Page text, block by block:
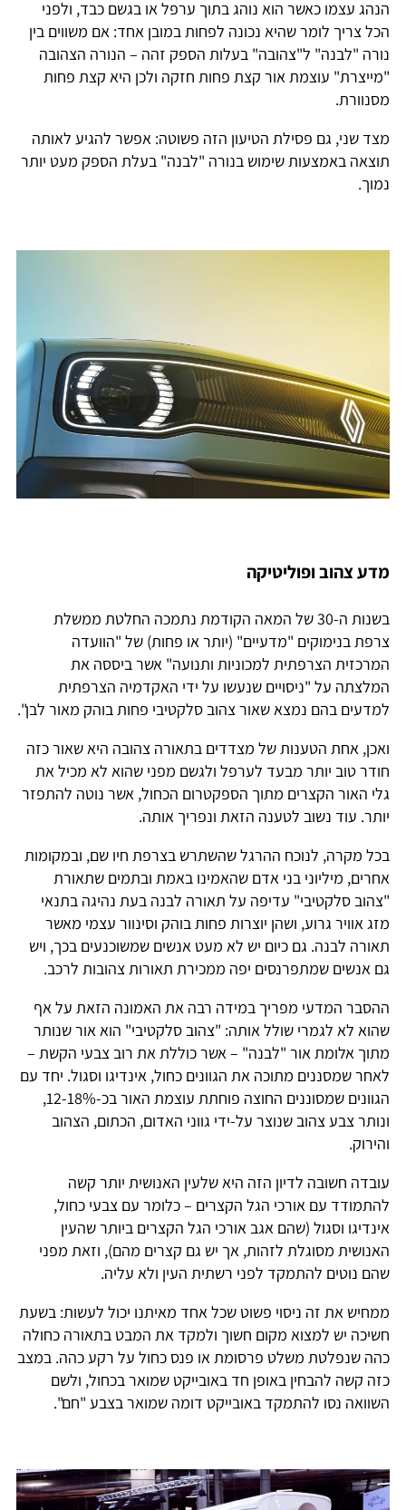
הנהג עצמו כאשר הוא נוהג בתוך ערפל או בגשם כבד, ולפני
הכל צריך לומר שהיא נכונה לפחות במובן אחד: אם משווים בין
נורה "לבנה" ל"צהובה" בעלות הספק זהה – הנורה הצהובה
"מייצרת" עוצמת אור קצת פחות חזקה ולכן היא קצת פחות
מסנוורת.
מצד שני, גם פסילת הטיעון הזה פשוטה: אפשר להגיע לאותה
תוצאה באמצעות שימוש בנורה "לבנה" בעלת הספק מעט יותר
נמוך.
מדע צהוב ופוליטיקה
בשנות ה-30 של המאה הקודמת נתמכה החלטת ממשלת
צרפת בנימוקים "מדעיים" (יותר או פחות) של "הוועדה
המרכזית הצרפתית למכוניות ותנועה" אשר ביססה את
המלצתה על "ניסויים שנעשו על ידי האקדמיה הצרפתית
למדעים בהם נמצא שאור צהוב סלקטיבי פחות בוהק מאור לבן".
ואכן, אחת הטענות של מצדדים בתאורה צהובה היא שאור כזה
חודר טוב יותר מבעד לערפל ולגשם מפני שהוא לא מכיל את
גלי האור הקצרים מתוך הספקטרום הכחול, אשר נוטה להתפזר
יותר. עוד נשוב לטענה הזאת ונפריך אותה.
בכל מקרה, לנוכח ההרגל שהשתרש בצרפת חיו שם, ובמקומות
אחרים, מיליוני בני אדם שהאמינו באמת ובתמים שתאורת
"צהוב סלקטיבי" עדיפה על תאורה לבנה בעת נהיגה בתנאי
מזג אוויר גרוע, ושהן יוצרות פחות בוהק וסינוור עצמי מאשר
תאורה לבנה. גם כיום יש לא מעט אנשים שמשוכנעים בכך, ויש
גם אנשים שמתפרנסים יפה ממכירת תאורות צהובות לרכב.
ההסבר המדעי מפריך במידה רבה את האמונה הזאת על אף
שהוא לא לגמרי שולל אותה: "צהוב סלקטיבי" הוא אור שנותר
מתוך אלומת אור "לבנה" – אשר כוללת את רוב צבעי הקשת –
לאחר שמסננים מתוכה את הגוונים כחול, אינדיגו וסגול. יחד עם
הגוונים שמסוננים החוצה פוחתת עוצמת האור בכ-12-18%,
ונותר צבע צהוב שנוצר על-ידי גווני האדום, הכתום, הצהוב
והירוק.
עובדה חשובה לדיון הזה היא שלעין האנושית יותר קשה
להתמודד עם אורכי הגל הקצרים – כלומר עם צבעי כחול,
אינדיגו וסגול (שהם אגב אורכי הגל הקצרים ביותר שהעין
האנושית מסוגלת לזהות, אך יש גם קצרים מהם), וזאת מפני
שהם נוטים להתמקד לפני רשתית העין ולא עליה.
ממחיש את זה ניסוי פשוט שכל אחד מאיתנו יכול לעשות: בשעת
חשיכה יש למצוא מקום חשוך ולמקד את המבט בתאורה כחולה
כהה שנפלטת משלט פרסומת או פנס כחול על רקע כהה. במצב
כזה קשה להבחין באופן חד באובייקט שמואר בכחול, ולשם
השוואה נסו להתמקד באובייקט דומה שמואר בצבע "חם".